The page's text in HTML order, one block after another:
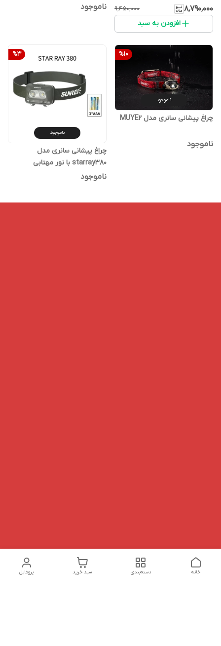
۸٬۷۹۰٬۰۰۰ ۹٬۴۵۰٬۰۰۰
افزودن به سبد
ناموجود
%10
ناموجود
چراغ پیشانی سانری مدل MUYE2
ناموجود
%3
ناموجود
چراغ پیشانی سانری مدل
starray380 با نور مهتابی
ناموجود
پروفایل سبد خرید دسته‌بندی خانه